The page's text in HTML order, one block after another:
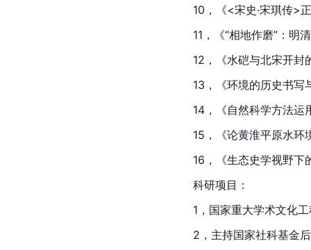
10，《<宋史·宋琪传>
11，《“相地作磨”：明
12，《水硙与北宋开
13，《环境的历史书写
14，《自然科学方法
15，《论黄淮平原水环
16，《生态史学视野下
科研项目：
1，国家重大学术文化
2，主持国家社科基金